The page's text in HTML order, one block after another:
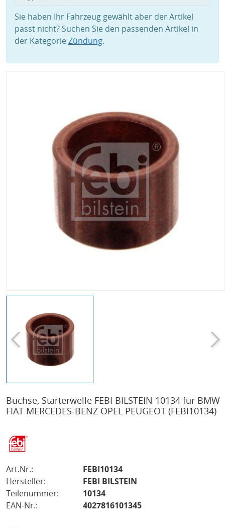
Sie haben Ihr Fahrzeug gewählt aber der Artikel
passt nicht? Suchen Sie den passenden Artikel in
der KategorieZündung.
Buchse, Starterwelle FEBI BILSTEIN 10134 für BMW
FIAT MERCEDES-BENZ OPEL PEUGEOT (FEBI10134)
Art.Nr.:
FEBI10134
Hersteller:
FEBI BILSTEIN
Teilenummer:
10134
EAN-Nr.:
4027816101345